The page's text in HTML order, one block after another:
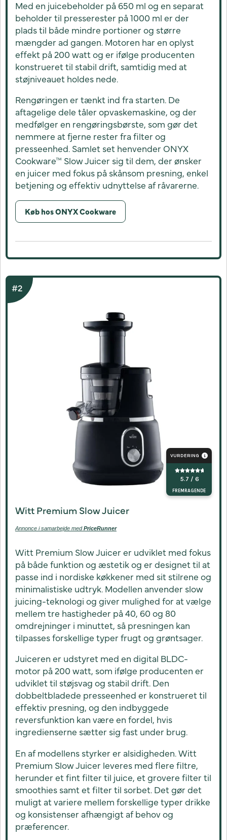
Med en juicebeholder på 650 ml og en separat
beholder til presserester på 1000 ml er der
plads til både mindre portioner og større
mængder ad gangen. Motoren har en oplyst
effekt på 200 watt og er ifølge producenten
konstrueret til stabil drift, samtidig med at
støjniveauet holdes nede.
Rengøringen er tænkt ind fra starten. De
aftagelige dele tåler opvaskemaskine, og der
medfølger en rengøringsbørste, som gør det
nemmere at fjerne rester fra filter og
presseenhed. Samlet set henvender ONYX
Cookware™ Slow Juicer sig til dem, der ønsker
en juicer med fokus på skånsom presning, enkel
betjening og effektiv udnyttelse af råvarerne.
Køb hos ONYX Cookware
VURDERING
5.7 / 6
FREMRAGENDE
Witt Premium Slow Juicer
Annonce i samarbejde medPriceRunner
Witt Premium Slow Juicer er udviklet med fokus
på både funktion og æstetik og er designet til at
passe ind i nordiske køkkener med sit stilrene og
minimalistiske udtryk. Modellen anvender slow
juicing-teknologi og giver mulighed for at vælge
mellem tre hastigheder på 40, 60 og 80
omdrejninger i minuttet, så presningen kan
tilpasses forskellige typer frugt og grøntsager.
Juiceren er udstyret med en digital BLDC-
motor på 200 watt, som ifølge producenten er
udviklet til støjsvag og stabil drift. Den
dobbeltbladede presseenhed er konstrueret til
effektiv presning, og den indbyggede
reversfunktion kan være en fordel, hvis
ingredienserne sætter sig fast under brug.
En af modellens styrker er alsidigheden. Witt
Premium Slow Juicer leveres med flere filtre,
herunder et fint filter til juice, et grovere filter til
smoothies samt et filter til sorbet. Det gør det
muligt at variere mellem forskellige typer drikke
og konsistenser afhængigt af behov og
præferencer.